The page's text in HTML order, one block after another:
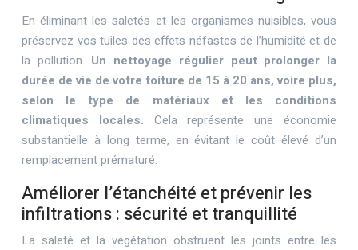
En éliminant les saletés et les organismes nuisibles, vous
préservez vos tuiles des effets néfastes de l’humidité et de
la pollution. Un nettoyage régulier peut prolonger la
durée de vie de votre toiture de 15 à 20 ans, voire plus,
selon le type de matériaux et les conditions
climatiques locales. Cela représente une économie
substantielle à long terme, en évitant le coût élevé d’un
remplacement prématuré.
Améliorer l’étanchéité et prévenir les
infiltrations : sécurité et tranquillité
La saleté et la végétation obstruent les joints entre les